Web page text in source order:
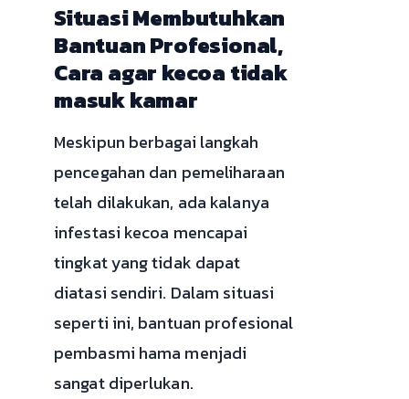
Situasi Membutuhkan
Bantuan Profesional,
Cara agar kecoa tidak
masuk kamar
Meskipun berbagai langkah
pencegahan dan pemeliharaan
telah dilakukan, ada kalanya
infestasi kecoa mencapai
tingkat yang tidak dapat
diatasi sendiri. Dalam situasi
seperti ini, bantuan profesional
pembasmi hama menjadi
sangat diperlukan.